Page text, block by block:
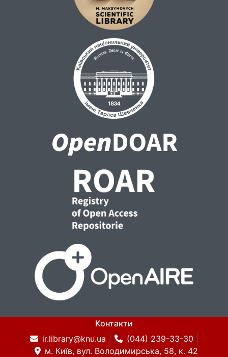
Контакти
ir.library@knu.ua
(044) 239-33-30
м. Київ, вул. Володимирська, 58, к. 42